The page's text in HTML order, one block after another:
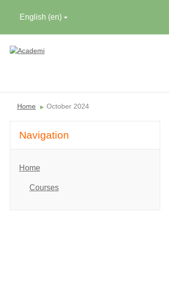
English ‎(en)‎
Home ▶︎ October 2024
Navigation
Home
Courses